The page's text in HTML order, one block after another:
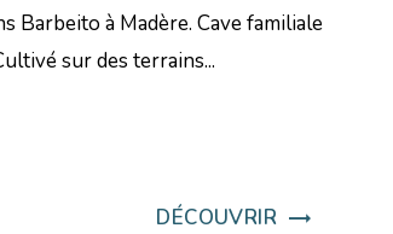
Barbeito à Madère. Cave familiale
sur des terrains...
DÉCOUVRIR